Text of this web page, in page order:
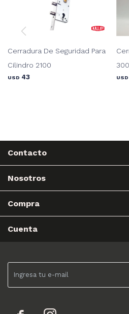
Cerradura De Seguridad Para
Cilindro 2100
USD 43 USD
Contacto
Nosotros
Compra
Cuenta